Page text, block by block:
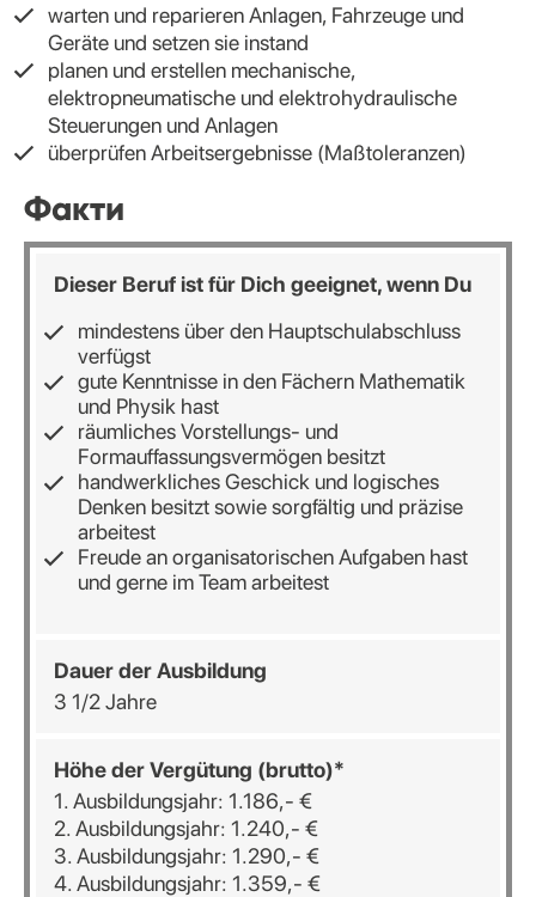
warten und reparieren Anlagen, Fahrzeuge und
Geräte und setzen sie instand
planen und erstellen mechanische,
elektropneumatische und elektrohydraulische
Steuerungen und Anlagen
überprüfen Arbeitsergebnisse (Maßtoleranzen)
Факти
Dieser Beruf ist für Dich geeignet, wenn Du
mindestens über den Hauptschulabschluss
verfügst
gute Kenntnisse in den Fächern Mathematik
und Physik hast
räumliches Vorstellungs- und
Formauffassungsvermögen besitzt
handwerkliches Geschick und logisches
Denken besitzt sowie sorgfältig und präzise
arbeitest
Freude an organisatorischen Aufgaben hast
und gerne im Team arbeitest
Dauer der Ausbildung
3 1/2 Jahre
Höhe der Vergütung (brutto)*
1. Ausbildungsjahr: 1.186,- €
2. Ausbildungsjahr: 1.240,- €
3. Ausbildungsjahr: 1.290,- €
4. Ausbildungsjahr: 1.359,- €